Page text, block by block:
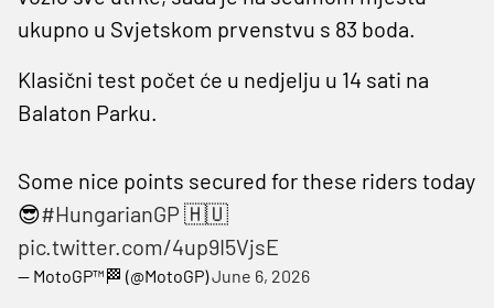
ukupno u Svjetskom prvenstvu s 83 boda.
Klasični test počet će u nedjelju u 14 sati na
Balaton Parku.
Some nice points secured for these riders today
😎#HungarianGP 🇭🇺
pic.twitter.com/4up9I5VjsE
— MotoGP™🏁 (@MotoGP)June 6, 2026